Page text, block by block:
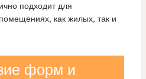
подходит для
как жилых, так и
форм и